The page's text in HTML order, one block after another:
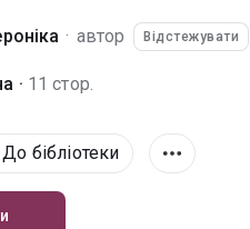
· автор Відстежувати
· 11 стор.
До бібліотеки